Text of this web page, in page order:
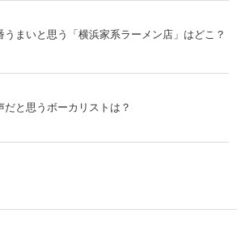
うまいと思う「横浜家系ラーメン店」はどこ？
だと思うボーカリストは？